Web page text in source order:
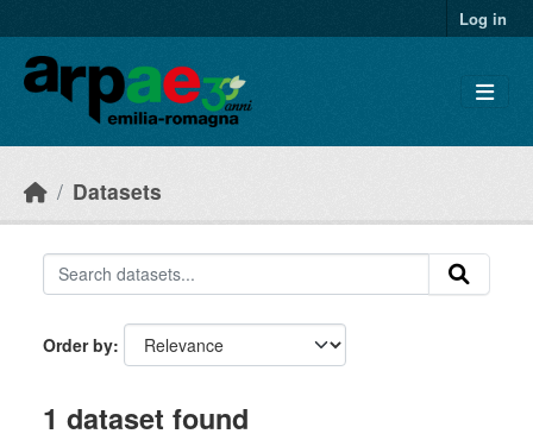
Log in
Datasets
Order by
1 dataset found